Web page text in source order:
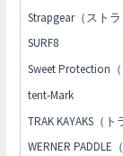
Strapgear（ストラ
SURF8
Sweet Protection
tent-Mark
TRAK KAYAKS（
WERNER PADDLE